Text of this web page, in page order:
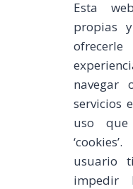
Esta
propias
navegar
servicios
uso
usuario
impedir